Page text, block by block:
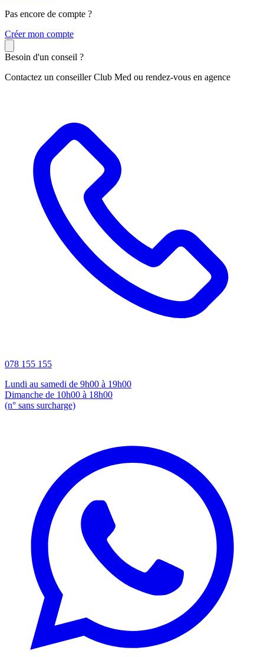
Pas encore de compte ?
Créer mon compte
Besoin d'un conseil ?
Contactez un conseiller Club Med ou rendez-vous en agence
078 155 155
Lundi au samedi de 9h00 à 19h00
Dimanche de 10h00 à 18h00
(n° sans surcharge)